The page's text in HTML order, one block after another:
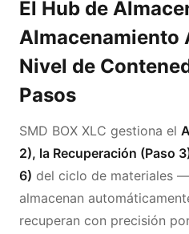
El Hub de
Almacenamiento
Nivel de
Pasos
SMD BOX XLC gestiona el
2), la Recuperación (Paso
6) del ciclo de materiales
almacenan
recuperan con precisión